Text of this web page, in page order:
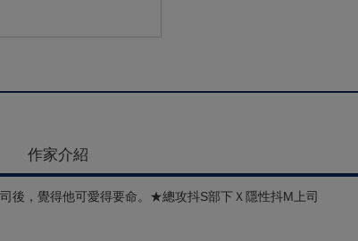
作家介紹
後，覺得他可愛得要命。★總攻抖S部下Ｘ隱性抖M上司